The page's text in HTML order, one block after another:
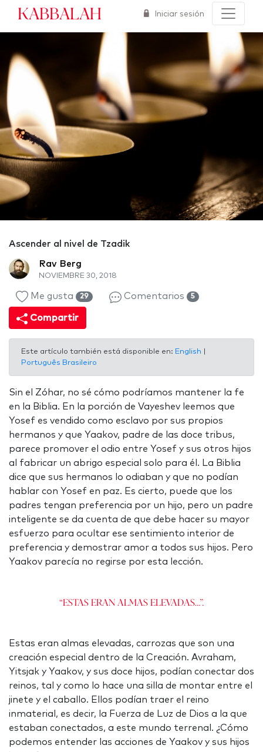
Kabbalah Iniciar sesión
Ascender al nivel de Tzadik
Rav Berg
NOVIEMBRE 30, 2018
Me gusta 29 Comentarios 5
Compartir
Este artículo también está disponible en: English
Português Brasileiro
Sin el Zóhar, no sé cómo podríamos mantener la fe
en la Biblia. En la porción de Vayeshev leemos que
Yosef es vendido como esclavo por sus propios
hermanos y que Yaakov, padre de las doce tribus,
parece promover el odio entre Yosef y sus otros hijos
al fabricar un abrigo especial solo para él. La Biblia
dice que sus hermanos lo odiaban y que no podían
hablar con Yosef en paz. Es cierto, puede que los
padres tengan preferencia por un hijo, pero un padre
inteligente se da cuenta de que debe hacer su mayor
esfuerzo para ocultar ese sentimiento interior de
preferencia y demostrar amor a todos sus hijos. Pero
Yaakov parecía no regirse por esta lección.
“Estas eran almas elevadas…”.
Estas eran almas elevadas, carrozas que son una
creación especial dentro de la Creación. Avraham,
Yitsjak y Yaakov, y sus doce hijos, podían conectar dos
reinos, tal y como lo hace una silla de montar entre el
jinete y el caballo. Ellos podían traer el reino
inmaterial, es decir, la Fuerza de Luz de Dios a la que
estaban conectados, a este mundo terrenal. ¿Cómo
podemos entender las acciones de Yaakov y sus hijos